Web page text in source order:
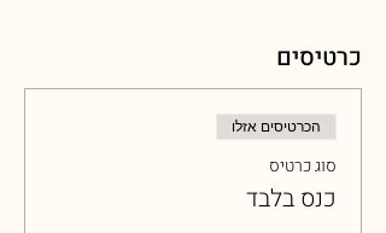
כרטיסים
הכרטיסים אזלו
סוג כרטיס
כנס בלבד